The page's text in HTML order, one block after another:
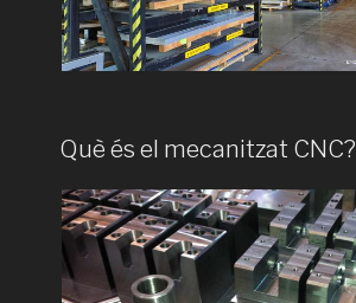
Què és el mecanitzat CNC?